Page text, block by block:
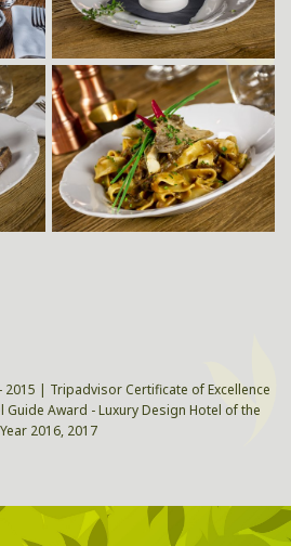
2015 | Tripadvisor Certificate of Excellence
Guide Award - Luxury Design Hotel of the
Year 2016, 2017